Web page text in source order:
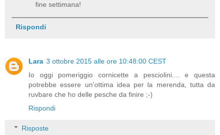
fine settimana!
Rispondi
Lara 3 ottobre 2015 alle ore 10:48:00 CEST
Io oggi pomeriggio cornicette a pesciolini.... e questa
potrebbe essere un'ottima idea per la merenda, tutta da
ruvbare che ho delle pesche da finire ;-)
Rispondi
Risposte